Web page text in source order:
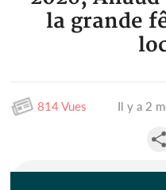
la grande
814 Vues Il y a 2